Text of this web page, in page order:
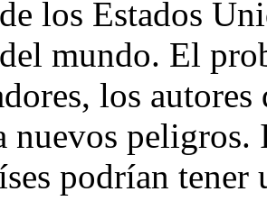
los Estados
mundo. El
los
nuevos peligros.
podrían tener